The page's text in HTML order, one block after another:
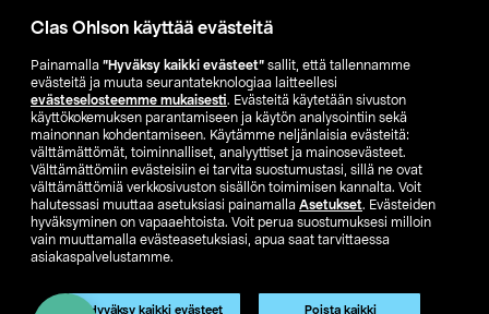
Clas Ohlson käyttää evästeitä
Painamalla ”Hyväksy kaikki evästeet” sallit, että tallennamme
evästeitä ja muuta seurantateknologiaa laitteellesi
evästeselosteemme mukaisesti. Evästeitä käytetään sivuston
käyttökokemuksen parantamiseen ja käytön analysointiin sekä
mainonnan kohdentamiseen. Käytämme neljänlaisia evästeitä:
välttämättömät, toiminnalliset, analyyttiset ja mainosevästeet.
Välttämättömiin evästeisiin ei tarvita suostumustasi, sillä ne ovat
välttämättömiä verkkosivuston sisällön toimimisen kannalta. Voit
halutessasi muuttaa asetuksiasi painamalla Asetukset. Evästeiden
hyväksyminen on vapaaehtoista. Voit perua suostumuksesi milloin
vain muuttamalla evästeasetuksiasi, apua saat tarvittaessa
asiakaspalvelustamme.
Hyväksy kaikki evästeet Poista kaikki
Muut yrityksemme
Etsi myymälä
SE NO FI
FI SV